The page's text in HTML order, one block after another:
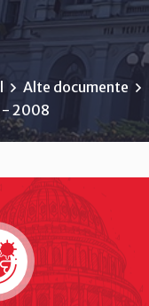
Alte documente
- 2008